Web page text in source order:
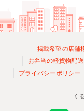
掲載希望の店舗
お弁当の軽貨物配
プライバシーポリシー
く